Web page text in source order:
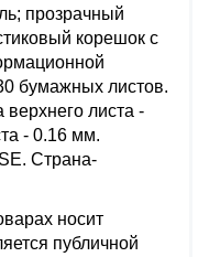
прозрачный
корешок с
бумажных листов.
листа -
- 0.16 мм.
Страна-
носит
публичной